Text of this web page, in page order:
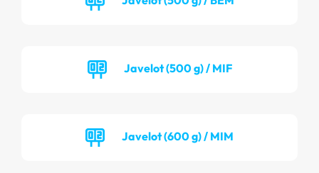
Javelot (500 g) / MIF
Javelot (600 g) / MIM